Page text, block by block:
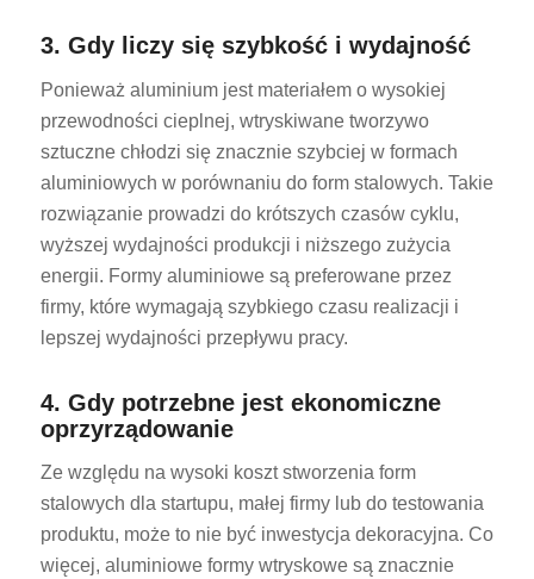
3. Gdy liczy się szybkość i wydajność
Ponieważ aluminium jest materiałem o wysokiej
przewodności cieplnej, wtryskiwane tworzywo
sztuczne chłodzi się znacznie szybciej w formach
aluminiowych w porównaniu do form stalowych. Takie
rozwiązanie prowadzi do krótszych czasów cyklu,
wyższej wydajności produkcji i niższego zużycia
energii. Formy aluminiowe są preferowane przez
firmy, które wymagają szybkiego czasu realizacji i
lepszej wydajności przepływu pracy.
4. Gdy potrzebne jest ekonomiczne
oprzyrządowanie
Ze względu na wysoki koszt stworzenia form
stalowych dla startupu, małej firmy lub do testowania
produktu, może to nie być inwestycja dekoracyjna. Co
więcej, aluminiowe formy wtryskowe są znacznie